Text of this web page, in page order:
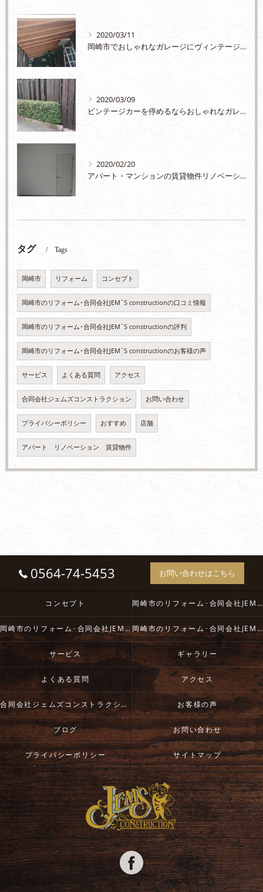
2020/03/11
岡崎市でおしゃれなガレージにヴィンテージカーを停めたいとお考えの方はJEM'Sまで
2020/03/09
ビンテージカーを停めるならおしゃれなガレージに入れたくありませんか？
2020/02/20
アパート・マンションの賃貸物件リノベーションはJEM'Sまで
タグ Tags
岡崎市 リフォーム コンセプト
岡崎市のリフォーム･合同会社JEM`S constructionの口コミ情報
岡崎市のリフォーム･合同会社JEM`S constructionの評判
岡崎市のリフォーム･合同会社JEM`S constructionのお客様の声
サービス よくある質問 アクセス
合同会社ジェムズコンストラクション お問い合わせ
プライバシーポリシー おすすめ 店舗
アパート リノベーション 賃貸物件
0564-74-5453 お問い合わせはこちら
コンセプト 岡崎市のリフォーム･合同会社JEM`S constructionの口コミ情報
岡崎市のリフォーム･合同会社JEM`S constructionの評判 岡崎市のリフォーム･合同会社JEM`S constructionのお客様の声
サービス ギャラリー
よくある質問 アクセス
合同会社ジェムズコンストラクション お客様の声
ブログ お問い合わせ
プライバシーポリシー サイトマップ